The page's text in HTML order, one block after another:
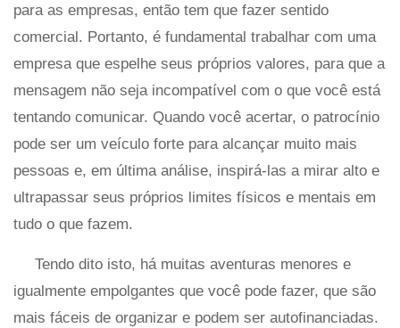
para as empresas, então tem que fazer sentido
comercial. Portanto, é fundamental trabalhar com uma
empresa que espelhe seus próprios valores, para que a
mensagem não seja incompatível com o que você está
tentando comunicar. Quando você acertar, o patrocínio
pode ser um veículo forte para alcançar muito mais
pessoas e, em última análise, inspirá-las a mirar alto e
ultrapassar seus próprios limites físicos e mentais em
tudo o que fazem.
Tendo dito isto, há muitas aventuras menores e
igualmente empolgantes que você pode fazer, que são
mais fáceis de organizar e podem ser autofinanciadas.